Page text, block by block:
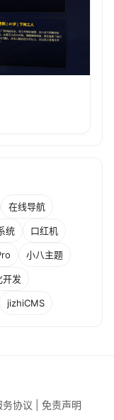
在线导航
统 口红机
小八主题
开发
jizhiCMS
务协议 免责声明